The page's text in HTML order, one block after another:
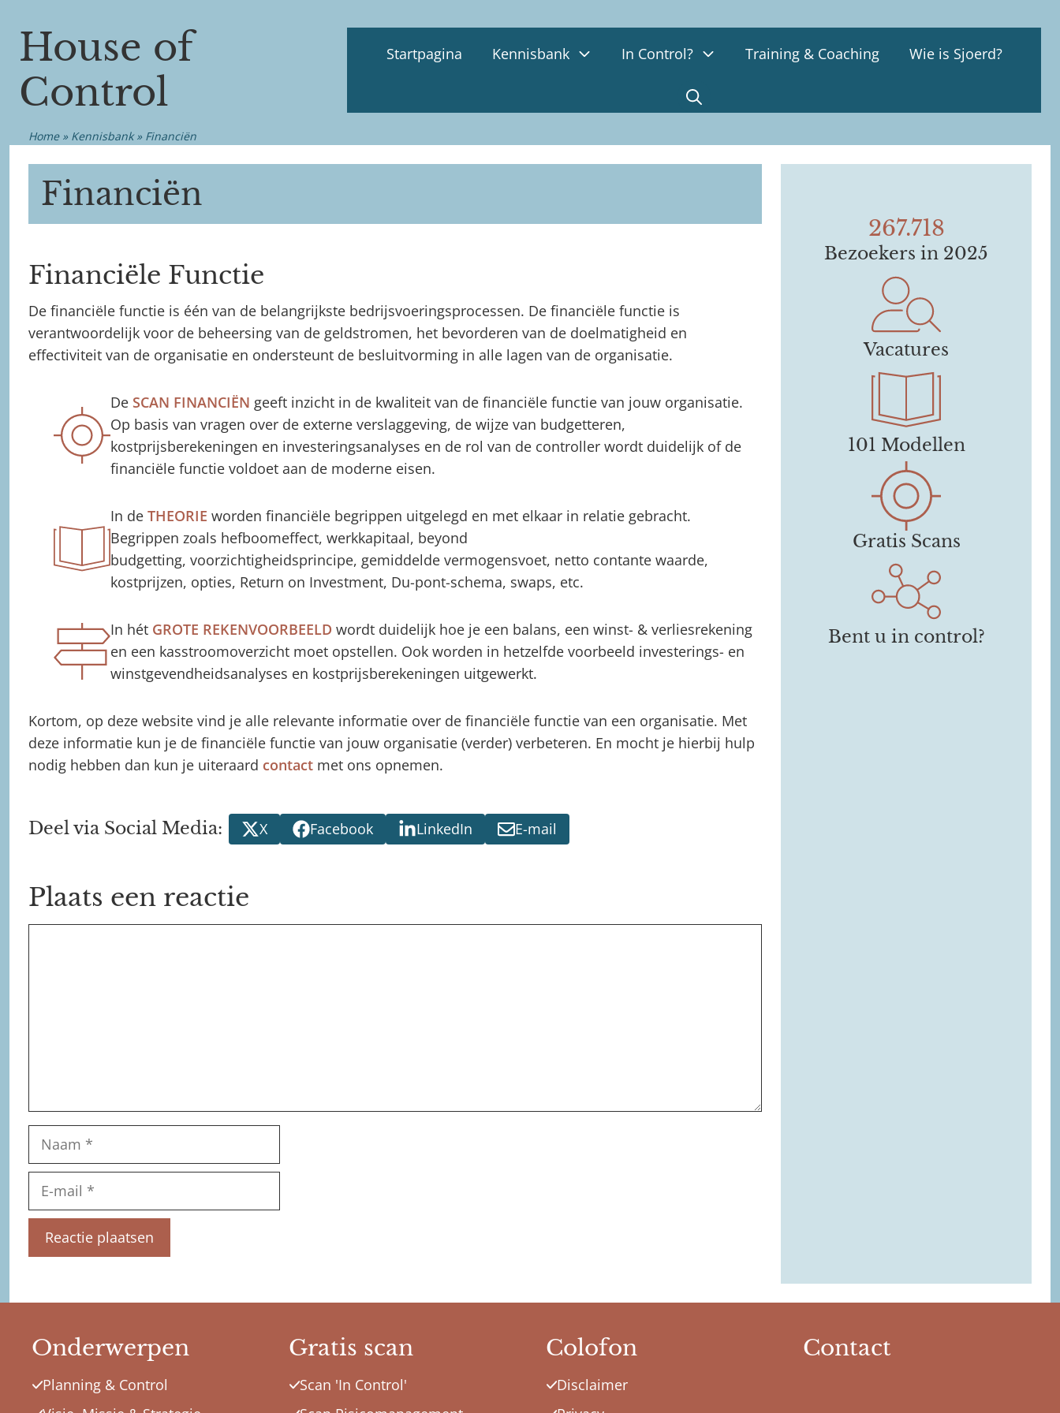
naar
inhoud
House of
Control
Startpagina Kennisbank In Control? Training & Coaching Wie is Sjoerd?
Home» Kennisbank» Financiën
Financiën
Financiële Functie
De financiële functie is één van de belangrijkste bedrijsvoeringsprocessen. De financiële functie is
verantwoordelijk voor de beheersing van de geldstromen, het bevorderen van de doelmatigheid en
effectiviteit van de organisatie en ondersteunt de besluitvorming in alle lagen van de organisatie.
De SCAN FINANCIËN geeft inzicht in de kwaliteit van de financiële functie van jouw organisatie.
Op basis van vragen over de externe verslaggeving, de wijze van budgetteren,
kostprijsberekeningen en investeringsanalyses en de rol van de controller wordt duidelijk of de
financiële functie voldoet aan de moderne eisen.
In de THEORIE worden financiële begrippen uitgelegd en met elkaar in relatie gebracht.
Begrippen zoals hefboomeffect, werkkapitaal, beyond
budgetting, voorzichtigheidsprincipe, gemiddelde vermogensvoet, netto contante waarde,
kostprijzen, opties, Return on Investment, Du-pont-schema, swaps, etc.
In hét GROTE REKENVOORBEELD wordt duidelijk hoe je een balans, een winst- & verliesrekening
en een kasstroomoverzicht moet opstellen. Ook worden in hetzelfde voorbeeld investerings- en
winstgevendheidsanalyses en kostprijsberekeningen uitgewerkt.
Kortom, op deze website vind je alle relevante informatie over de financiële functie van een organisatie. Met
deze informatie kun je de financiële functie van jouw organisatie (verder) verbeteren. En mocht je hierbij hulp
nodig hebben dan kun je uiteraard contact met ons opnemen.
Deel via Social Media: X Facebook LinkedIn E-mail
Plaats een reactie
Naam
267.718
Bezoekers in 2025
Vacatures
101 Modellen
Gratis Scans
Bent u in control?
Onderwerpen
Planning & Control
Gratis scan
Scan 'In Control'
Colofon
Disclaimer
Contact